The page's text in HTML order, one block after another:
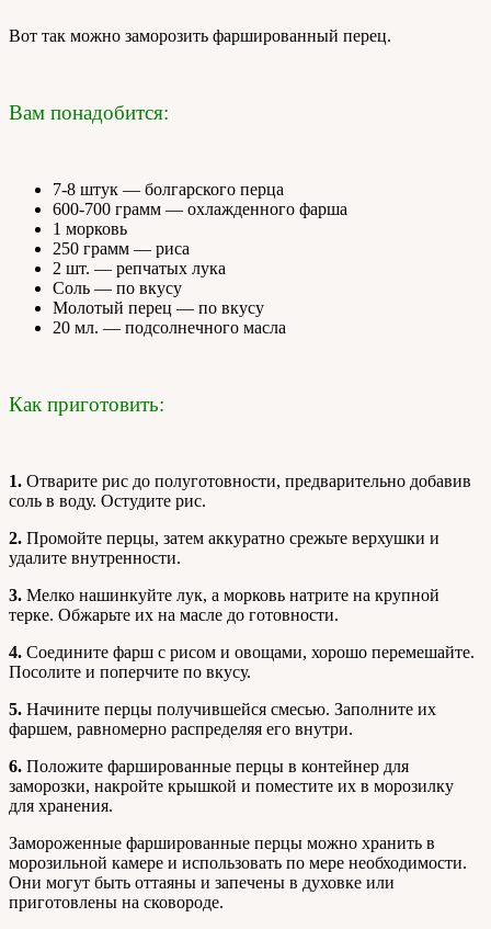
Вот так можно заморозить фаршированный перец.
Вам понадобится:
7-8 штук — болгарского перца
600-700 грамм — охлажденного фарша
1 морковь
250 грамм — риса
2 шт. — репчатых лука
Соль — по вкусу
Молотый перец — по вкусу
20 мл. — подсолнечного масла
Как приготовить:
1. Отварите рис до полуготовности, предварительно добавив
соль в воду. Остудите рис.
2. Промойте перцы, затем аккуратно срежьте верхушки и
удалите внутренности.
3. Мелко нашинкуйте лук, а морковь натрите на крупной
терке. Обжарьте их на масле до готовности.
4. Соедините фарш с рисом и овощами, хорошо перемешайте.
Посолите и поперчите по вкусу.
5. Начините перцы получившейся смесью. Заполните их
фаршем, равномерно распределяя его внутри.
6. Положите фаршированные перцы в контейнер для
заморозки, накройте крышкой и поместите их в морозилку
для хранения.
Замороженные фаршированные перцы можно хранить в
морозильной камере и использовать по мере необходимости.
Они могут быть оттаяны и запечены в духовке или
приготовлены на сковороде.